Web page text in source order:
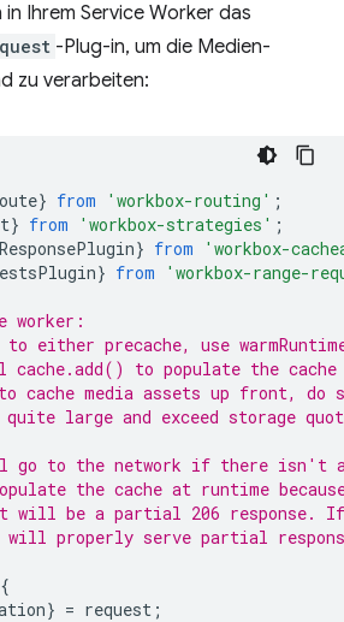
Ihrem Service Worker das
-Plug-in, um die Medien-
zu verarbeiten:
} from 'workbox-routing' ;
} from 'workbox-strategies' ;
} from
'workbox-
} from 'workbox-range-
worker:
precache, use
to populate the cache
cache media assets up front, do
large and exceed storage
to the network if there isn't a
the cache at runtime
will be a partial 206 response.
properly serve partial
{
} = request ;